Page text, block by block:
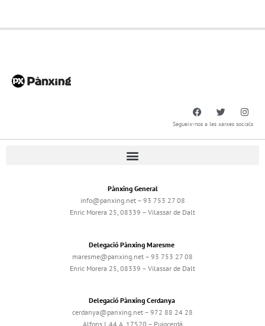
Segueix-nos a les xarxes socials
Pànxing General
info@panxing.net – 93 753 27 08
Enric Morera 25, 08339 – Vilassar de Dalt
Delegació Pànxing Maresme
maresme@panxing.net – 93 753 27 08
Enric Morera 25, 08339 – Vilassar de Dalt
Delegació Pànxing Cerdanya
cerdanya@panxing.net – 972 88 24 28
Alfons I, 44 A, 17520 – Puigcerdà